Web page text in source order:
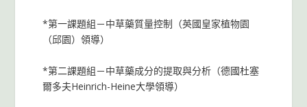
*第一課題組－中草藥質量控制（英國皇家植物園
（邱園）領導）
*第二課題組－中草藥成分的提取與分析（德國杜塞
爾多夫Heinrich-Heine大學領導）